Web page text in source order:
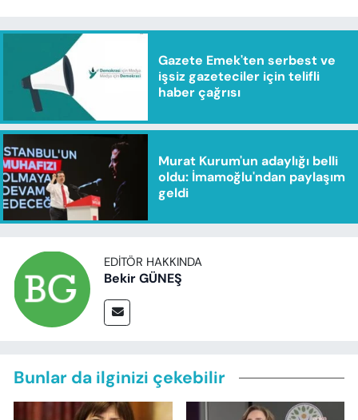
Gazete Emek'ten serbest ve
işsiz gazeteciler için telifli
haber çağrısı
Murat Kurum'un adaylığı belli
oldu: İmamoğlu'ndan paylaşım
geldi
EDITÖR HAKKINDA
Bekir GÜNEŞ
Bunlar da ilginizi çekebilir